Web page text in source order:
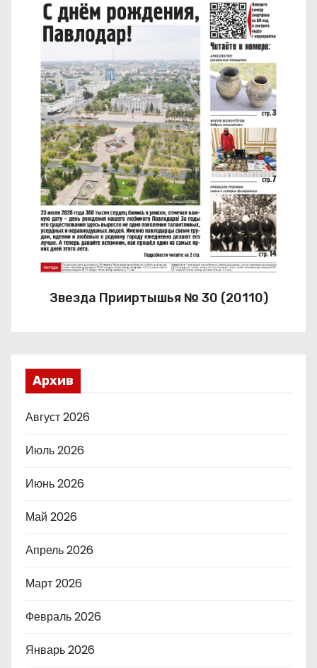
Звезда Прииртышья № 30 (20110)
Архив
Август 2026
Июль 2026
Июнь 2026
Май 2026
Апрель 2026
Март 2026
Февраль 2026
Январь 2026